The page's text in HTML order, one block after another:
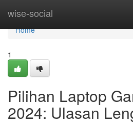
wise-social
Home
Home
1
Pilihan Laptop
2024: Ulasan